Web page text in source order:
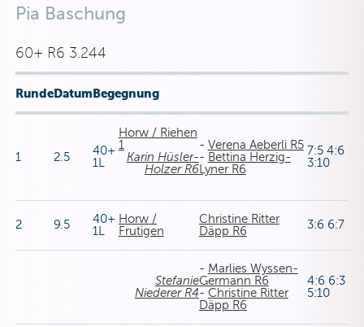
Pia Baschung
60+ R6 3.244
RundeDatumBegegnung
1 2.5
40+
1L
Horw / Riehen
1
Karin Hüsler-
Holzer R6
- Verena Aeberli R5
- Bettina Herzig-
Lyner R6
7:5 4:6
3:10
2 9.5
40+
1L
Horw /
Frutigen
Christine Ritter
Däpp R6
3:6 6:7
Stefanie
Niederer R4
- Marlies Wyssen-
Germann R6
- Christine Ritter
Däpp R6
4:6 6:3
5:10